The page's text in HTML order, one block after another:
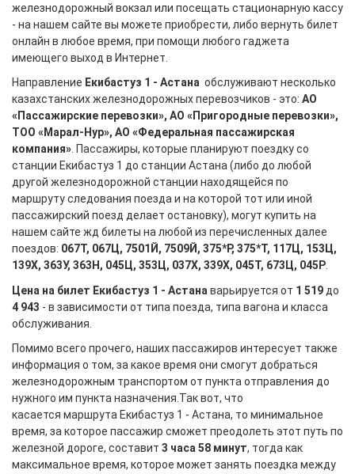
железнодорожный вокзал или посещать стационарную кассу
- на нашем сайте вы можете приобрести, либо вернуть билет
онлайн в любое время, при помощи любого гаджета
имеющего выход в Интернет.
Направление Екибастуз 1 - Астана обслуживают несколько
казахстанских железнодорожных перевозчиков - это: АО
«Пассажирские перевозки», АО «Пригородные перевозки»,
ТОО «Марал-Нур», АО «Федеральная пассажирская
компания» . Пассажиры, которые планируют поездку со
станции Екибастуз 1 до станции Астана (либо до любой
другой железнодорожной станции находящейся по
маршруту следования поезда и на которой тот или иной
пассажирский поезд делает остановку), могут купить на
нашем сайте жд билеты на любой из перечисленных далее
поездов: 067Т, 067Ц, 7501Й, 7509Й, 375*Р, 375*Т, 117Ц, 153Ц,
139Х, 363У, 363Н, 045Ц, 353Ц, 037Х, 339Х, 045Т, 673Ц, 045Р
Цена на билет Екибастуз 1 - Астана варьируется от 1 519 до
4 943 - в зависимости от типа поезда, типа вагона и класса
обслуживания.
Помимо всего прочего, наших пассажиров интересует также
информация о том, за какое время они смогут добраться
железнодорожным транспортом от пункта отправления до
нужного им пункта назначения.Так вот, что
касается маршрута Екибастуз 1 - Астана, то минимальное
время, за которое пассажир сможет преодолеть этот путь по
железной дороге, составит 3 часа 58 минут, тогда как
максимальное время, которое может занять поездка между